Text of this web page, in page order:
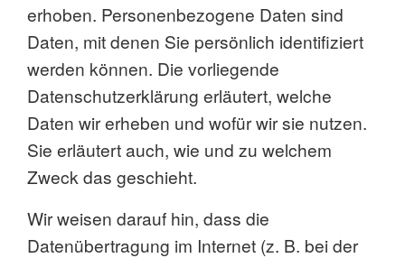
erhoben. Personenbezogene Daten sind
Daten, mit denen Sie persönlich identifiziert
werden können. Die vorliegende
Datenschutzerklärung erläutert, welche
Daten wir erheben und wofür wir sie nutzen.
Sie erläutert auch, wie und zu welchem
Zweck das geschieht.
Wir weisen darauf hin, dass die
Datenübertragung im Internet (z. B. bei der